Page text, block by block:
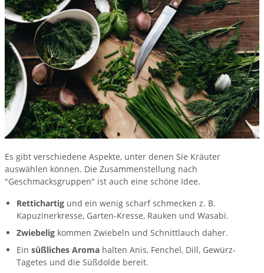
Es gibt verschiedene Aspekte, unter denen Sie Kräuter
auswählen können. Die Zusammenstellung nach
"Geschmacksgruppen" ist auch eine schöne Idee.
Rettichartig und ein wenig scharf schmecken z. B.
Kapuzinerkresse, Garten-Kresse, Rauken und Wasabi.
Zwiebelig kommen Zwiebeln und Schnittlauch daher.
Ein süßliches Aroma halten Anis, Fenchel, Dill, Gewürz-
Tagetes und die Süßdolde bereit.